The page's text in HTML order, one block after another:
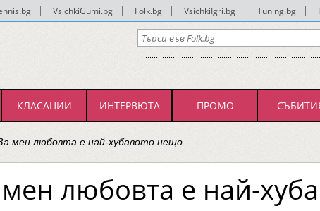
VsichkiGumi.bg Folk.bg VsichkiIgri.bg Tuning.bg
КЛАСАЦИИ ИНТЕРВЮТА ПРОМО
мен любовта е най-хубавото нещо
любовта е най-